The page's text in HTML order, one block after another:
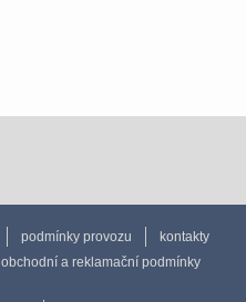
podmínky provozu
kontakty
obchodní a reklamační podmínky